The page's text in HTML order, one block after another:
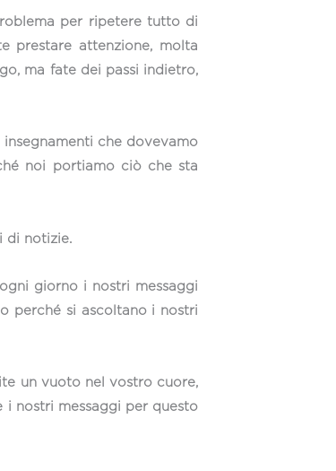
per ripetere tutto di
prestare attenzione, molta
ma fate dei passi indietro,
che dovevamo
noi portiamo ciò che sta
di notizie.
giorno i nostri messaggi
perché si ascoltano i nostri
un vuoto nel vostro cuore,
nostri messaggi per questo